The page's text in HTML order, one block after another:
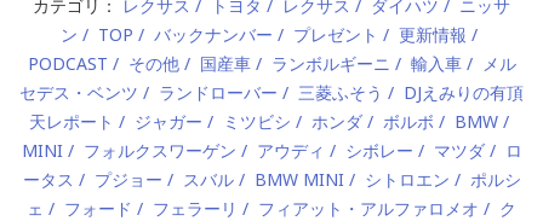
カテゴリ： レクサス トヨタ レクサス ダイハツ
ニッサ
ン
TOP バックナンバー プレゼント
更新情報
PODCAST
その他 国産車 ランボルギーニ 輸入車
メル
セデス・ベンツ
ランドローバー 三菱ふそう
DJえみりの有頂
天レポート
ジャガー ミツビシ ホンダ ボルボ
BMW
MINI
フォルクスワーゲン アウディ シボレー マツダ
ロ
ータス
プジョー スバル BMW MINI シトロエン
ポルシ
ェ
フォード フェラーリ フィアット・アルファロメオ
ク